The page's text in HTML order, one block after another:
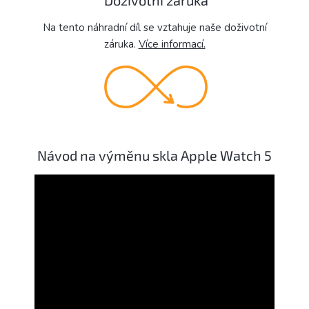
Na tento náhradní díl se vztahuje naše doživotní
záruka. Více informací.
Návod na výměnu skla Apple Watch 5